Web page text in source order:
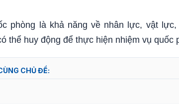
phòng là khả năng về nhân lực, vật
thể huy động để thực hiện nhiệm vụ quốc
CHỦ ĐỀ: